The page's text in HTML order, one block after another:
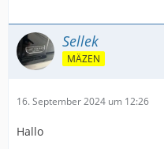
Sellek
MÄZEN
16. September 2024 um 12:26
Hallo